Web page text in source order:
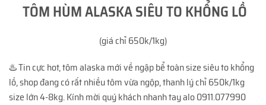
TÔM HÙM ALASKA SIÊU TO KHỔNG LỒ
(giá chỉ 650k/1kg)
♨️ Tin cực hot, tôm alaska mới về ngập bể toàn size siêu to khổng
lồ, shop đang có rất nhiều tôm vừa ngộp, thanh lý chỉ 650k/1kg
size lớn 4-8kg. Kính mời quý khách nhanh tay alo 0911.077990